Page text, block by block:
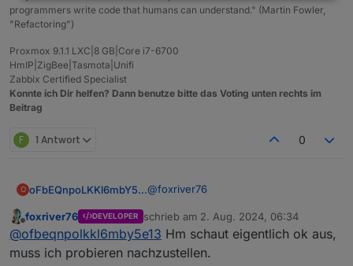
programmers write code that humans can understand." (Martin Fowler,
"Refactoring")
Proxmox 9.1.1 LXC|8 GB|Core i7-6700
HmIP|ZigBee|Tasmota|Unifi
Zabbix Certified Specialist
Konnte ich Dir helfen? Dann benutze bitte das Voting unten rechts im
Beitrag
F 1 Antwort 0
O oFbEQnpoLKKl6mbY5e13@foxriver76
Bleiben wir ruhig bei dem genannten
Beispiel.
Alias:
Offline
foxriver76 DEVELOPER schrieb am 2. Aug. 2024, 06:34
zuletzt editiert von
@ofbeqnpolkkl6mby5e13 Hm schaut eigentlich ok aus,
muss ich probieren nachzustellen.